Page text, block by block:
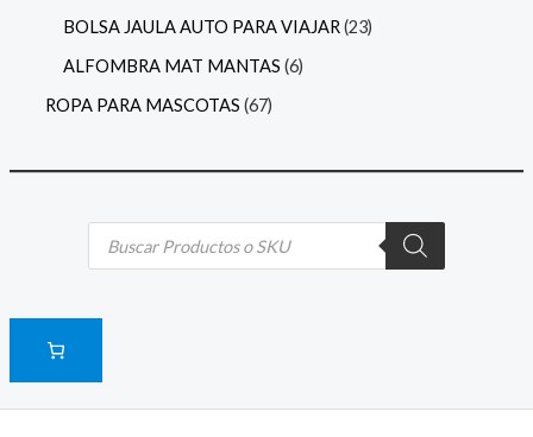
BOLSA JAULA AUTO PARA VIAJAR 23
ALFOMBRA MAT MANTAS 6
ROPA PARA MASCOTAS 67
B
e
r